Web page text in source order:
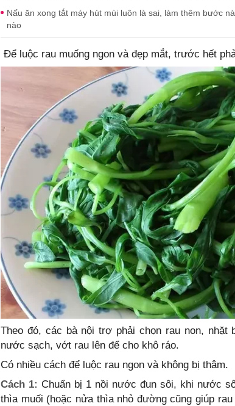
Nấu ăn xong tắt máy hút mùi luôn là sai, làm thêm bước
nào
Để luộc rau muống ngon và đẹp mắt, trước hết
Theo đó, các bà nội trợ phải chọn rau non,
nước sạch, vớt rau lên để cho khô ráo.
Có nhiều cách để luộc rau ngon và không bị thâm.
Cách 1: Chuẩn bị 1 nồi nước đun sôi, khi nước
thìa muối (hoặc nửa thìa nhỏ đường cũng giúp